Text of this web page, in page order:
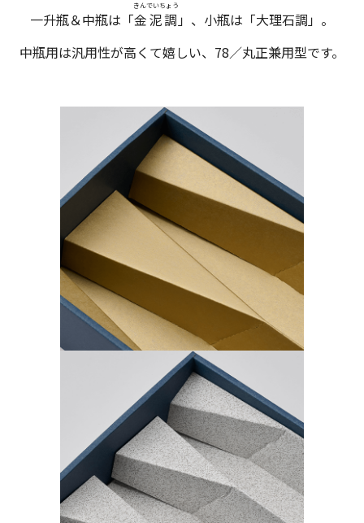
一升瓶＆中瓶は「金泥調
きんでいちょう
」、小瓶は「大理石調」。
中瓶用は汎用性が高くて嬉しい、78／丸正兼用型です。